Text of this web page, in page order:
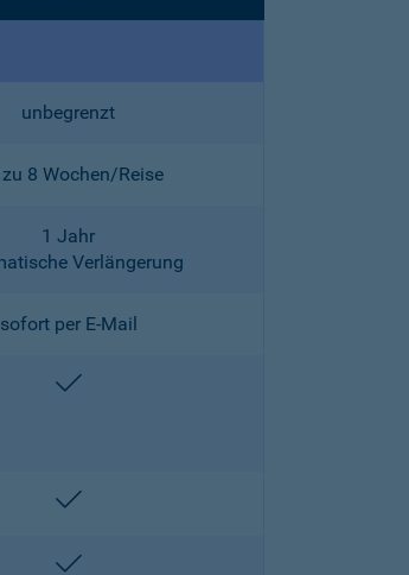
unbegrenzt
8 Wochen/Reise
1 Jahr
Verlängerung
sofort per E-Mail
enthalten
enthalten
enthalten